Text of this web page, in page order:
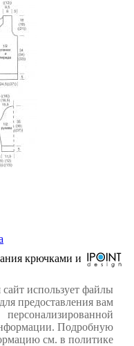
крючками и
использует файлы
предоставления вам
персонализированной
Подробную
см. в политике